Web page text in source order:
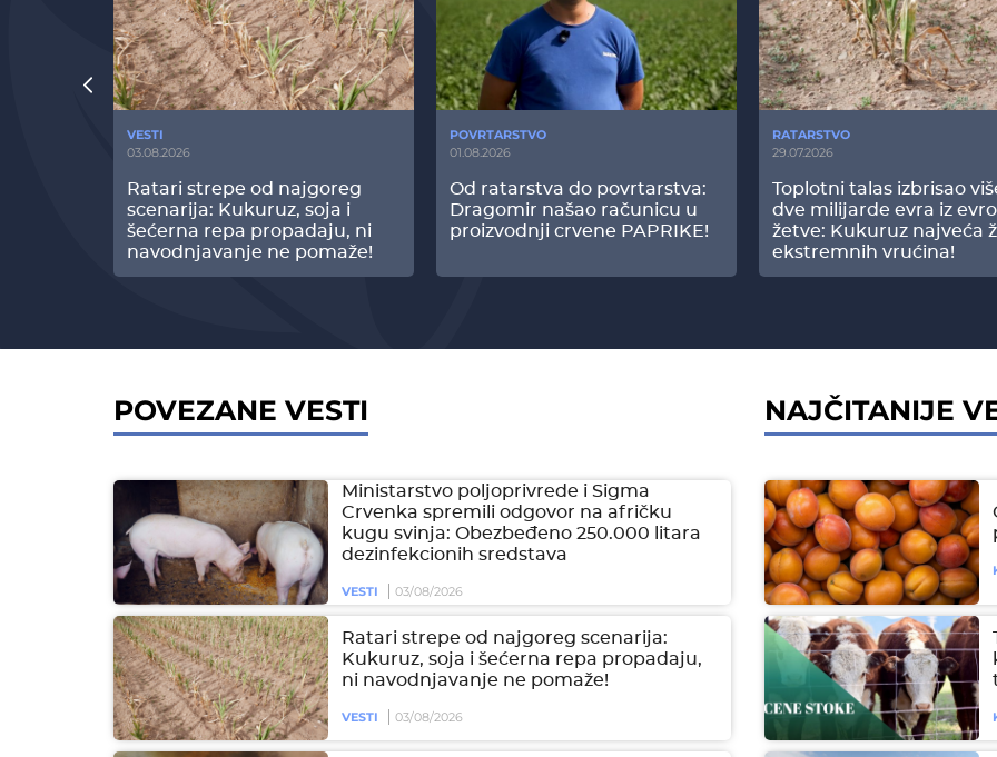
VESTI
03.08.2026
Ratari strepe od najgoreg
scenarija: Kukuruz, soja i
šećerna repa propadaju, ni
navodnjavanje ne pomaže!
POVRTARSTVO
01.08.2026
Od ratarstva do povrtarstva:
Dragomir našao računicu u
proizvodnji crvene PAPRIKE!
RATARSTVO
29.07.2026
Toplotni talas izbrisao
dve milijarde evra iz
žetve: Kukuruz najveća
ekstremnih vrućina!
POVEZANE VESTI
Ministarstvo poljoprivrede i Sigma
Crvenka spremili odgovor na afričku
kugu svinja: Obezbeđeno 250.000 litara
dezinfekcionih sredstava
VESTI 03/08/2026
Ratari strepe od najgoreg scenarija:
Kukuruz, soja i šećerna repa propadaju,
ni navodnjavanje ne pomaže!
VESTI 03/08/2026
NAJČITANIJE